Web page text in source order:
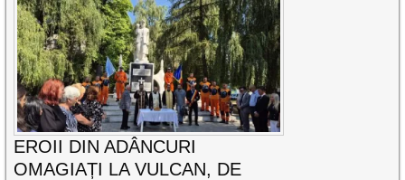
EROII DIN ADÂNCURI
OMAGIAȚI LA VULCAN, DE